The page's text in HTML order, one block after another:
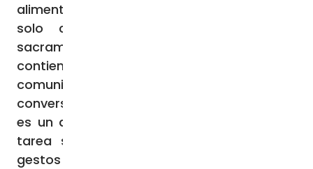
alimentamos del mismo Pan para ser un
solo cuerpo. Por tanto, lo que los
sacramentos significan, y la gracia que
contienen, exigen de nosotros gestos de
comunión hacia los otros. Nuestra
conversión es a la unidad trinitaria (lo cual
es un don que viene de lo alto) y nuestra
tarea santificadora no puede obviar los
gestos de comunión, de comprensión, de